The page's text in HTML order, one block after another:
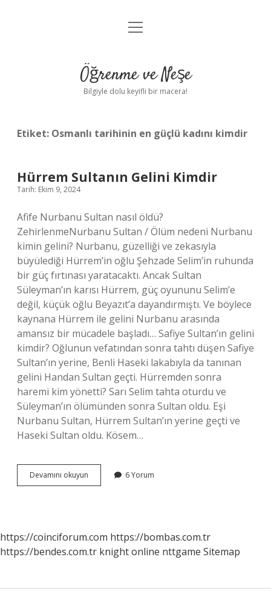
Anasayfa
Yasal Uyarı
menüyü
Öğrenme ve Neşe
Bilgiyle dolu keyifli bir macera!
Etiket: Osmanlı tarihinin en güçlü kadını kimdir
Hürrem Sultanın Gelini Kimdir
Tarih: Ekim 9, 2024
Afife Nurbanu Sultan nasıl öldü?
ZehirlenmeNurbanu Sultan / Ölüm nedeni Nurbanu
kimin gelini? Nurbanu, güzelliği ve zekasıyla
büyülediği Hürrem’in oğlu Şehzade Selim’in ruhunda
bir güç fırtınası yaratacaktı. Ancak Sultan
Süleyman’ın karısı Hürrem, güç oyununu Selim’e
değil, küçük oğlu Beyazıt’a dayandırmıştı. Ve böylece
kaynana Hürrem ile gelini Nurbanu arasında
amansız bir mücadele başladı… Safiye Sultan’ın gelini
kimdir? Oğlunun vefatından sonra tahtı düşen Safiye
Sultan’ın yerine, Benli Haseki lakabıyla da tanınan
gelini Handan Sultan geçti. Hürremden sonra
haremi kim yönetti? Sarı Selim tahta oturdu ve
Süleyman’ın ölümünden sonra Sultan oldu. Eşi
Nurbanu Sultan, Hürrem Sultan’ın yerine geçti ve
Haseki Sultan oldu. Kösem…
Devamını okuyun
Sultanın
6 Yorum
https://coinciforum.com https://bombas.com.tr
https://bendes.com.tr knight online nttgame Sitemap